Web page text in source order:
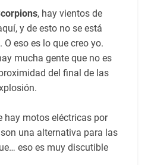
, hay vientos de
y de esto no se está
eso es lo que creo yo.
mucha gente que no es
del final de las
hay motos eléctricas por
una alternativa para las
eso es muy discutible